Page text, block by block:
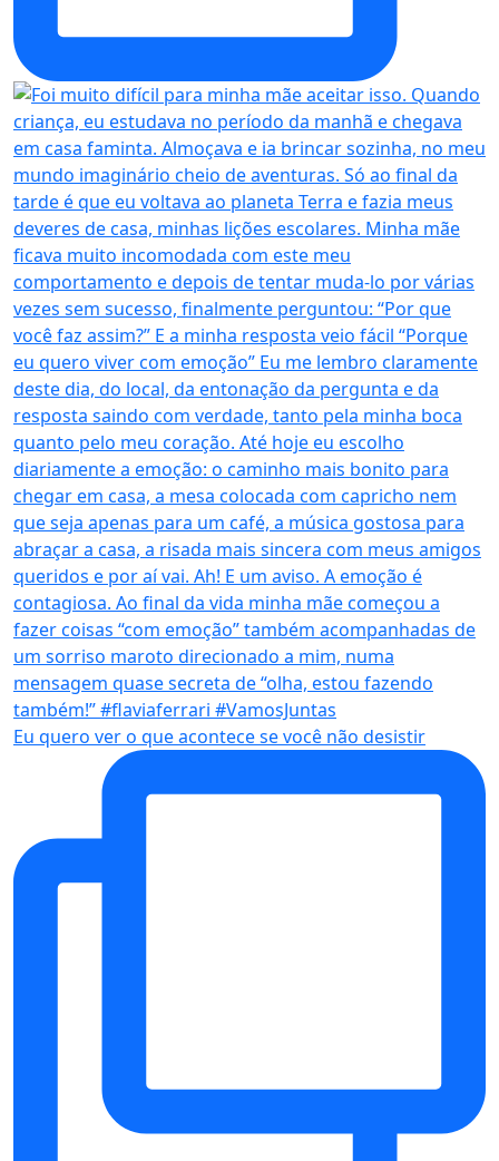
Eu quero ver o que acontece se você não desistir